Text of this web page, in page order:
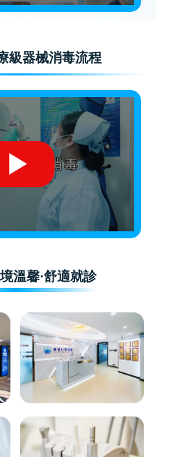
級器械消毒流程
溫馨·舒適就診